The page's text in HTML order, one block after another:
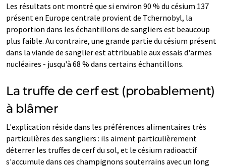
Les résultats ont montré que si environ 90 % du césium 137
présent en Europe centrale provient de Tchernobyl, la
proportion dans les échantillons de sangliers est beaucoup
plus faible. Au contraire, une grande partie du césium présent
dans la viande de sanglier est attribuable aux essais d'armes
nucléaires - jusqu'à 68 % dans certains échantillons.
La truffe de cerf est (probablement)
à blâmer
L'explication réside dans les préférences alimentaires très
particulières des sangliers : ils aiment particulièrement
déterrer les truffes de cerf du sol, et le césium radioactif
s'accumule dans ces champignons souterrains avec un long